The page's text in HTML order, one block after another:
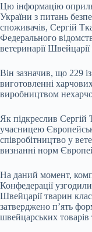
Цю інформацію
України з питань
споживачів, Сергій
Федерального
ветеринарії
Він зазначив, що 229
виготовленні
виробництвом
Як підкреслив
учасницею
співробітництво у
визнанні норм
На даний момент,
Конфедерації
Швейцарії тварин
затверджено п’ять
швейцарських